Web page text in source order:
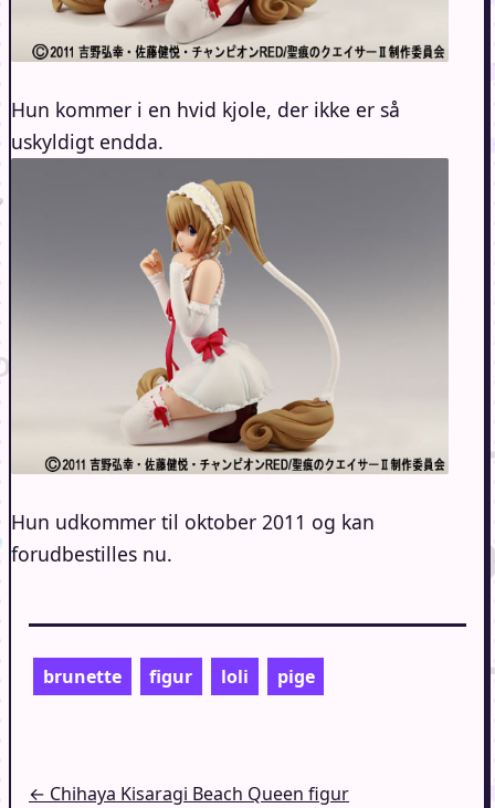
Hun kommer i en hvid kjole, der ikke er så
uskyldigt endda.
Hun udkommer til oktober 2011 og kan
forudbestilles nu.
brunette figur loli pige
Indlægsnavigation
← Chihaya Kisaragi Beach Queen figur